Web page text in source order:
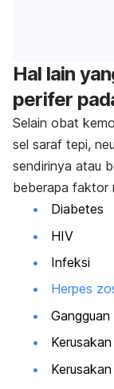
Hal lain
perifer
Selain obat
sel saraf tepi,
sendirinya atau
beberapa faktor
Diabetes
HIV
Infeksi
Herpes
Kerusakan